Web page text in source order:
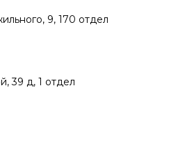
9, 170 отдел
39 д, 1 отдел